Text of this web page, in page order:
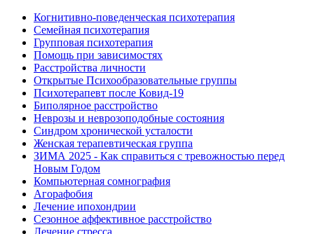
Когнитивно-поведенческая психотерапия
Семейная психотерапия
Групповая психотерапия
Помощь при зависимостях
Расстройства личности
Открытые Психообразовательные группы
Психотерапевт после Ковид-19
Биполярное расстройство
Неврозы и неврозоподобные состояния
Синдром хронической усталости
Женская терапевтическая группа
ЗИМА 2025 - Как справиться с тревожностью перед
Новым Годом
Компьютерная сомнография
Агорафобия
Лечение ипохондрии
Сезонное аффективное расстройство
Лечение стресса